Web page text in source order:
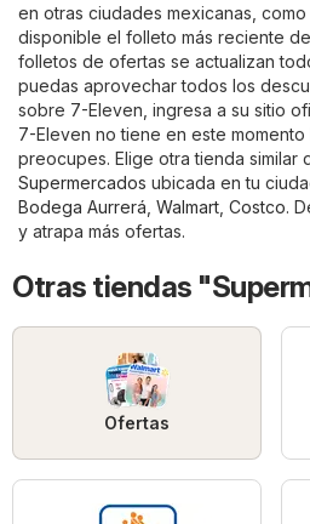
en otras ciudades mexicanas,
disponible el folleto más reciente
folletos de ofertas se actualizan
puedas aprovechar todos los
sobre 7-Eleven, ingresa a su sitio
7-Eleven no tiene en este
preocupes. Elige otra tienda similar
Supermercados ubicada en tu
Bodega Aurrerá Walmart Costco.
y atrapa más ofertas.
Otras tiendas
Ofertas